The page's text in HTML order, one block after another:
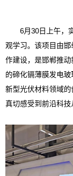
6月30日上午，
观学习。该项目由
作建设，是邯郸推动
的碲化镉薄膜发电玻
新型光伏材料领域的
真切感受到前沿科技